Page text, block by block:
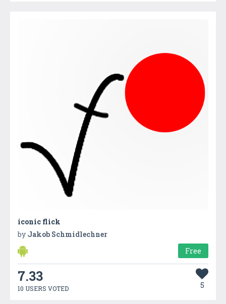
iconic flick
by Jakob Schmidlechner
Free
7.33
10 USERS VOTED 5